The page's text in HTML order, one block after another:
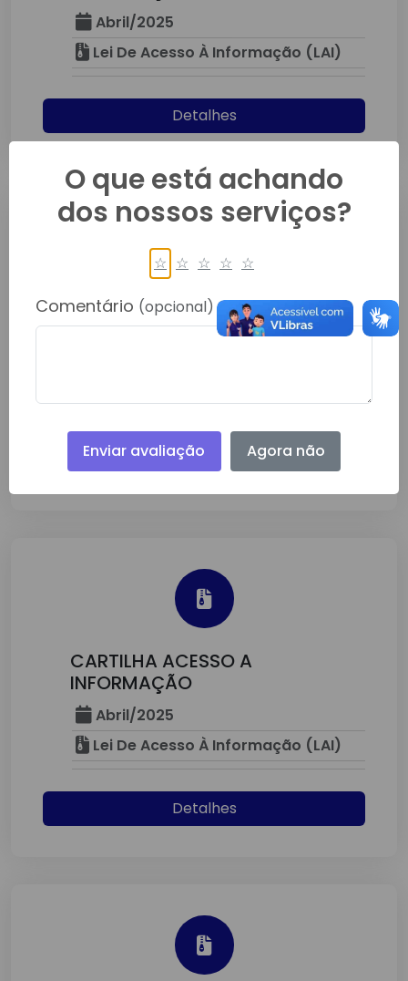
Abril/2025
Lei De Acesso À Informação (LAI)
Detalhes
CARTILHA TRANSPARÊNCIA
Lei De Acesso À Informação (LAI)
Detalhes
CARTILHA ACESSO A
INFORMAÇÃO
Abril/2025
Lei De Acesso À Informação (LAI)
Detalhes
O que está achando
dos nossos serviços?
☆ ☆ ☆ ☆ ☆
Comentário (opcional)
Enviar avaliação Agora não